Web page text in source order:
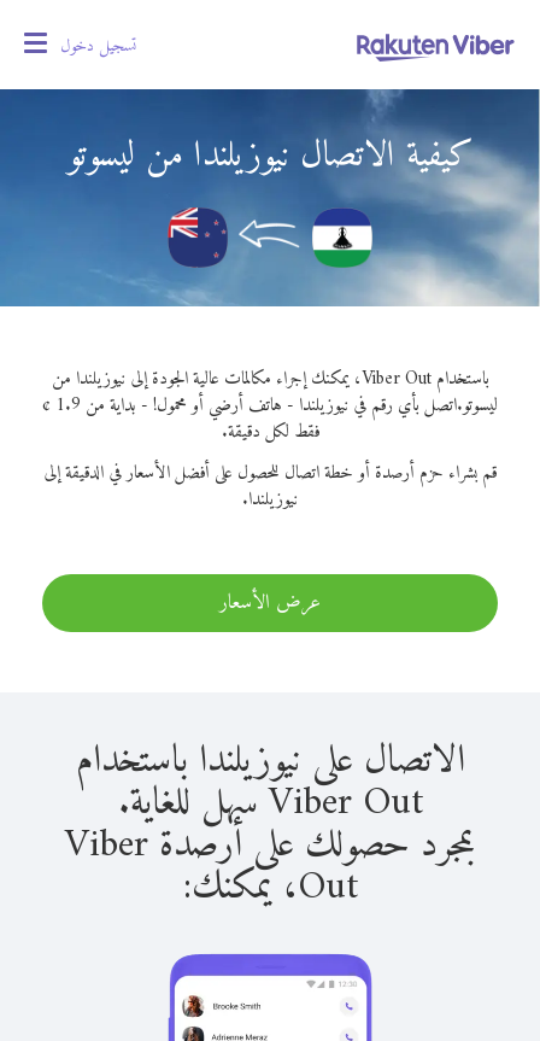
تسجيل دخول
كيفية الاتصال نيوزيلندا من ليسوتو
باستخدام Viber Out، يمكنك إجراء مكالمات عالية الجودة إلى نيوزيلندا من
ليسوتو.
اتصل بأي رقم في نيوزيلندا - هاتف أرضي أو محمول! - بداية من 1.9 ¢
فقط لكل دقيقة.
قم بشراء حزم أرصدة أو خطة اتصال للحصول على أفضل الأسعار في الدقيقة إلى
نيوزيلندا.
عرض الأسعار
الاتصال على نيوزيلندا باستخدام
Viber Out سهل للغاية.
بمجرد حصولك على أرصدة Viber
Out، يمكنك: